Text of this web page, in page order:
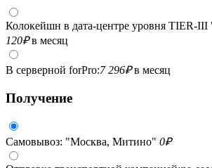
Колокейшн в дата-центре уровня TIER-III
120₽в месяц
В серверной forPro:7 296₽в месяц
Получение
Самовывоз: "Москва, Митино" 0₽